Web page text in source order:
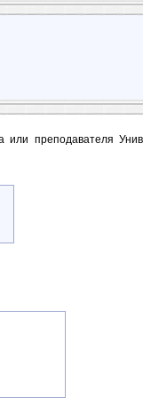
или преподавателя